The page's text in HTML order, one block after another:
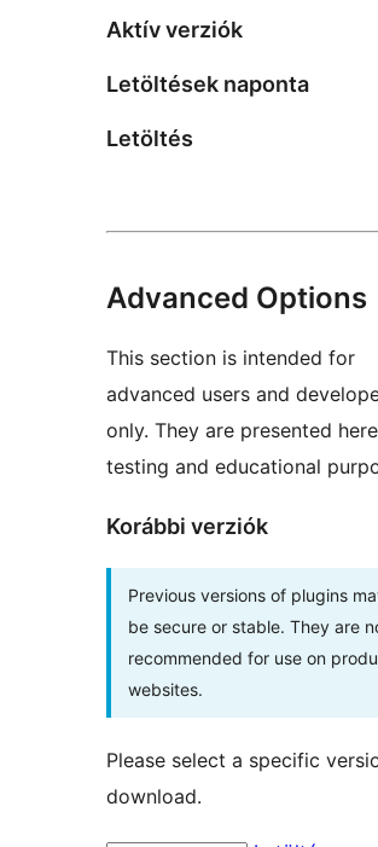
Aktív verziók
Letöltések naponta
Letöltés
Advanced Options
This section is intended for
advanced users and
only. They are presented
testing and educational
Korábbi verziók
Previous versions of plugins
be secure or stable. They are
recommended for use on
websites.
Please select a specific
download.